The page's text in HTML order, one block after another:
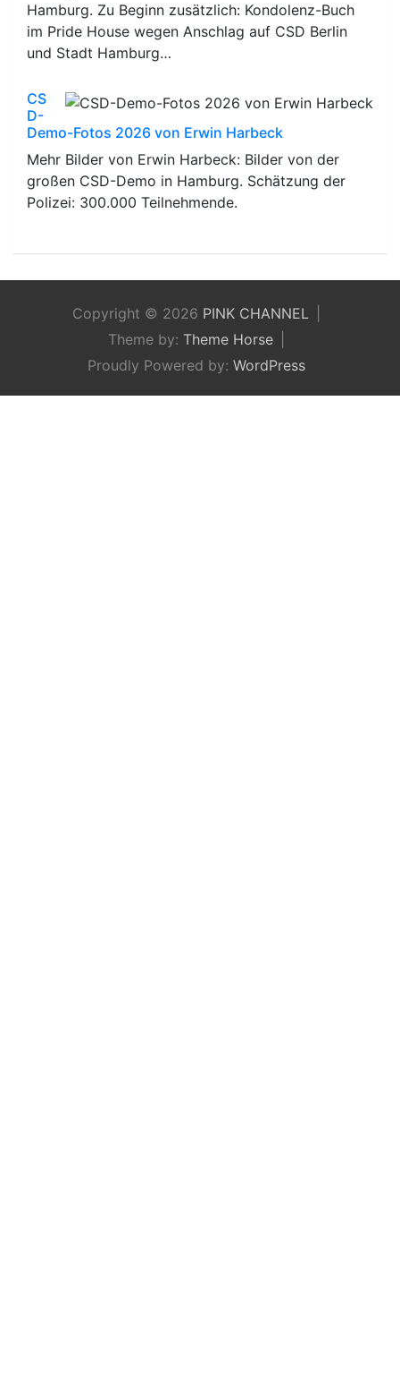
Hamburg. Zu Beginn zusätzlich: Kondolenz-Buch
im Pride House wegen Anschlag auf CSD Berlin
und Stadt Hamburg…
CS
D-
Demo-Fotos 2026 von Erwin Harbeck
Mehr Bilder von Erwin Harbeck: Bilder von der
großen CSD-Demo in Hamburg. Schätzung der
Polizei: 300.000 Teilnehmende.
Copyright © 2026 PINK CHANNEL
Theme by: Theme Horse
Proudly Powered by: WordPress